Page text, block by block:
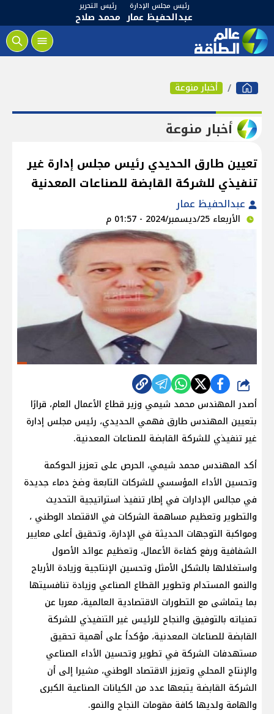
رئيس مجلس الإدارة
عبدالحفيظ عمار
رئيس التحرير
محمد صلاح
أخبار منوعة
أخبار منوعة
تعيين طارق الحديدي رئيس مجلس إدارة غير
تنفيذي للشركة القابضة للصناعات المعدنية
عبدالحفيظ عمار
الأربعاء 25/ديسمبر/2024 - 01:57 م
شارك
أصدر المهندس محمد شيمي وزير قطاع الأعمال العام، قرارًا
بتعيين المهندس طارق فهمي الحديدي، رئيس مجلس إدارة
غير تنفيذي للشركة القابضة للصناعات المعدنية.
أكد المهندس محمد شيمي، الحرص على تعزيز الحوكمة
وتحسين الأداء المؤسسي للشركات التابعة وضخ دماء جديدة
في مجالس الإدارات في إطار تنفيذ استراتيجية التحديث
والتطوير وتعظيم مساهمة الشركات في الاقتصاد الوطني ،
ومواكبة التوجهات الحديثة في الإدارة، وتحقيق أعلى معايير
الشفافية ورفع كفاءة الأعمال، وتعظيم عوائد الأصول
واستغلالها بالشكل الأمثل وتحسين الإنتاجية وزيادة الأرباح
والنمو المستدام وتطوير القطاع الصناعي وزيادة تنافسيتها
بما يتماشى مع التطورات الاقتصادية العالمية، معربا عن
تمنياته بالتوفيق والنجاح للرئيس غير التنفيذي للشركة
القابضة للصناعات المعدنية، مؤكداً على أهمية تحقيق
مستهدفات الشركة في تطوير وتحسين الأداء الصناعي
والإنتاج المحلي وتعزيز الاقتصاد الوطني، مشيرا إلى أن
الشركة القابضة يتبعها عدد من الكيانات الصناعية الكبرى
والهامة ولديها كافة مقومات النجاح والنمو.